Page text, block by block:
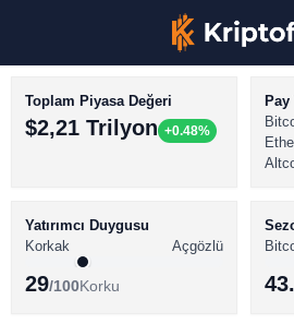
BİTCOİN HABERLERİ
ALTCOİN HABERLERİ
Toplam Piyasa Değeri
$2,21 Trilyon +0.48%
Yatırımcı Duygusu
Korkak
Açgözlü
29/100Korku